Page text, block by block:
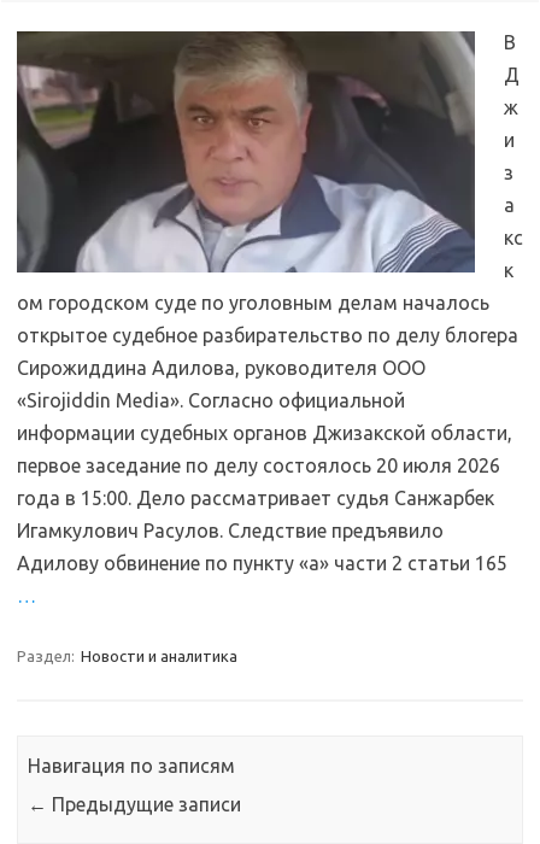
В
Д
ж
и
з
а
кс
к
ом городском суде по уголовным делам началось
открытое судебное разбирательство по делу блогера
Сирожиддина Адилова, руководителя ООО
«Sirojiddin Media». Согласно официальной
информации судебных органов Джизакской области,
первое заседание по делу состоялось 20 июля 2026
года в 15:00. Дело рассматривает судья Санжарбек
Игамкулович Расулов. Следствие предъявило
Адилову обвинение по пункту «а» части 2 статьи 165
…
Раздел: Новости и аналитика
Навигация по записям
← Предыдущие записи